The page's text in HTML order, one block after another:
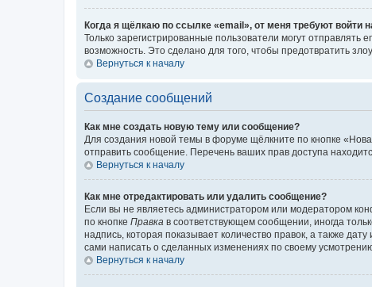
Когда я щёлкаю по ссылке «email», от меня требуют войти
Только зарегистрированные пользователи могут
возможность. Это сделано для того, чтобы предотвратить
Вернуться к началу
Создание сообщений
Как мне создать новую тему или сообщение?
Для создания новой темы в форуме щёлкните по кнопке
отправить сообщение. Перечень ваших прав доступа
Вернуться к началу
Как мне отредактировать или удалить сообщение?
Если вы не являетесь администратором или модератором
по кнопке Правка в соответствующем сообщении, иногда
надпись, которая показывает количество правок, а также
сами написать о сделанных изменениях по своему
Вернуться к началу